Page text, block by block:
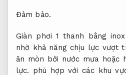
Đảm bảo.
Giàn phơi 1 thanh bằng
nhờ khả năng chịu lực vượt
ăn mòn bởi nước mưa hoặc
lực. phù hợp với các khu